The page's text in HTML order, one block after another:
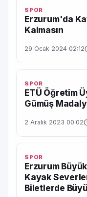
SPOR
Erzurum'da
Kalmasın
29 Ocak 2024 02:12
SPOR
ETÜ Öğretim
Gümüş
2 Aralık 2023 00:02
SPOR
Erzurum
Kayak
Biletlerde